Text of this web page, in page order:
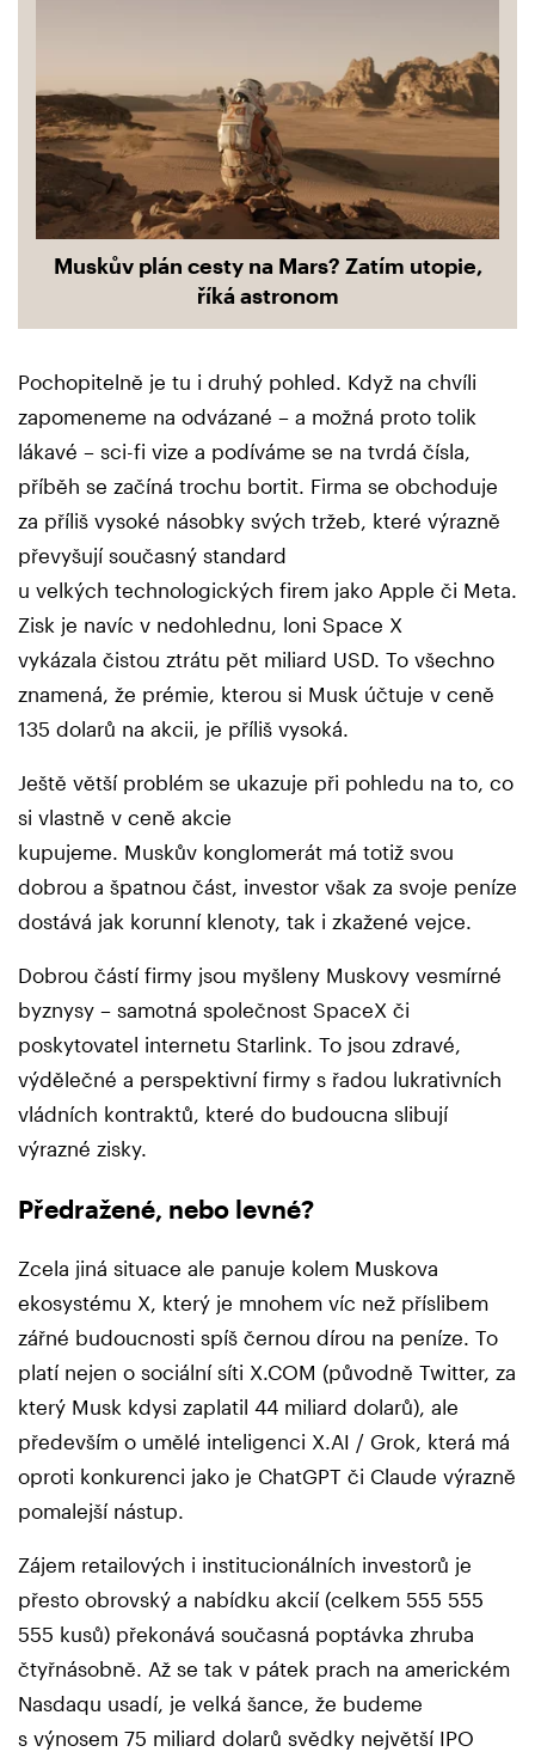
Muskův plán cesty na Mars? Zatím utopie,
říká astronom
Pochopitelně je tu i druhý pohled. Když na chvíli
zapomeneme na odvázané – a možná proto tolik
lákavé – sci-fi vize a podíváme se na tvrdá čísla,
příběh se začíná trochu bortit. Firma se obchoduje
za příliš vysoké násobky svých tržeb, které výrazně
převyšují současný standard
u velkých technologických firem jako Apple či Meta.
Zisk je navíc v nedohlednu, loni Space X
vykázala čistou ztrátu pět miliard USD. To všechno
znamená, že prémie, kterou si Musk účtuje v ceně
135 dolarů na akcii, je příliš vysoká.
Ještě větší problém se ukazuje při pohledu na to, co
si vlastně v ceně akcie
kupujeme. Muskův konglomerát má totiž svou
dobrou a špatnou část, investor však za svoje peníze
dostává jak korunní klenoty, tak i zkažené vejce.
Dobrou částí firmy jsou myšleny Muskovy vesmírné
byznysy – samotná společnost SpaceX či
poskytovatel internetu Starlink. To jsou zdravé,
výdělečné a perspektivní firmy s řadou lukrativních
vládních kontraktů, které do budoucna slibují
výrazné zisky.
Předražené, nebo levné?
Zcela jiná situace ale panuje kolem Muskova
ekosystému X, který je mnohem víc než příslibem
zářné budoucnosti spíš černou dírou na peníze. To
platí nejen o sociální síti X.COM (původně Twitter, za
který Musk kdysi zaplatil 44 miliard dolarů), ale
především o umělé inteligenci X.AI / Grok, která má
oproti konkurenci jako je ChatGPT či Claude výrazně
pomalejší nástup.
Zájem retailových i institucionálních investorů je
přesto obrovský a nabídku akcií (celkem 555 555
555 kusů) překonává současná poptávka zhruba
čtyřnásobně. Až se tak v pátek prach na americkém
Nasdaqu usadí, je velká šance, že budeme
s výnosem 75 miliard dolarů svědky největší IPO